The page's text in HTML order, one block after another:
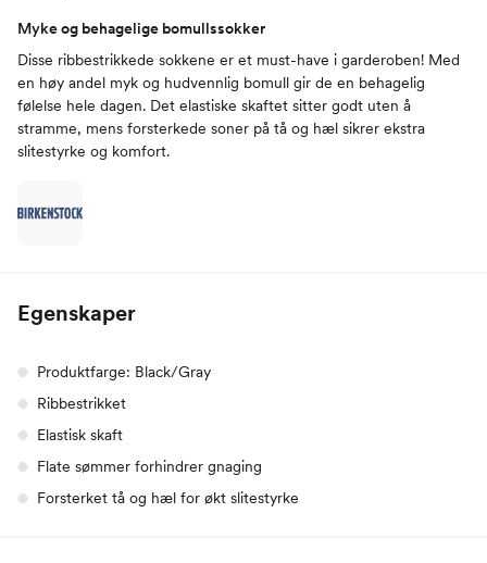
Myke og behagelige bomullssokker
Disse ribbestrikkede sokkene er et must-have i garderoben! Med
en høy andel myk og hudvennlig bomull gir de en behagelig
følelse hele dagen. Det elastiske skaftet sitter godt uten å
stramme, mens forsterkede soner på tå og hæl sikrer ekstra
slitestyrke og komfort.
Egenskaper
Produktfarge: Black/Gray
Ribbestrikket
Elastisk skaft
Flate sømmer forhindrer gnaging
Forsterket tå og hæl for økt slitestyrke